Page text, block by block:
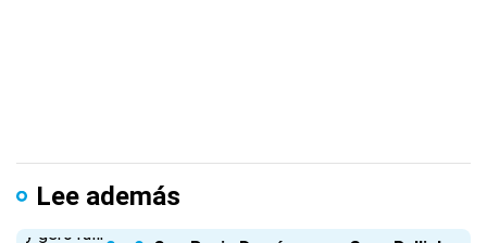
Lee además